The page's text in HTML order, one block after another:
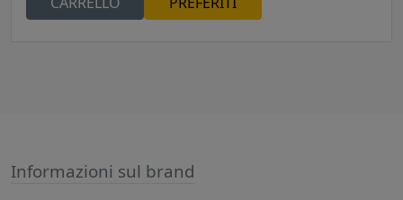
Informazioni sul brand